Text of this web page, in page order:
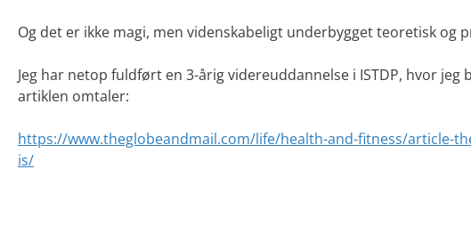
Og det er ikke magi, men videnskabeligt underbygget teoretisk og
Jeg har netop fuldført en 3-årig videreuddannelse i ISTDP, hvor
artiklen omtaler:
https://www.theglobeandmail.com/life/health-and-fitness/article-
is/